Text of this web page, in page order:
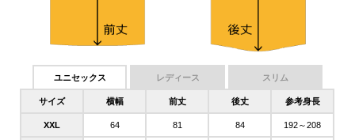
ユニセックス レディース スリム
サイズ 横幅 前丈 後丈 参考身長
XXL 64 81 84 192～208